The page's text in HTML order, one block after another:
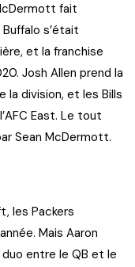
fait
s’était
et la franchise
Josh Allen prend la
la division, et les Bills
East. Le tout
Sean McDermott.
les Packers
Mais Aaron
entre le QB et le